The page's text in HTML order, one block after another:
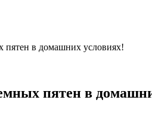
пятен в домашних условиях!
пятен в